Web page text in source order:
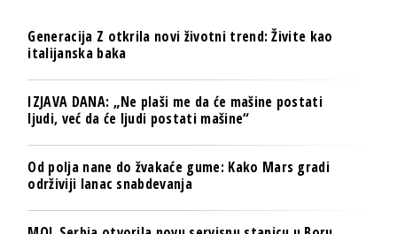
Generacija Z otkrila novi životni trend: Živite kao
italijanska baka
IZJAVA DANA: „Ne plaši me da će mašine postati
ljudi, već da će ljudi postati mašine“
Od polja nane do žvakaće gume: Kako Mars gradi
održiviji lanac snabdevanja